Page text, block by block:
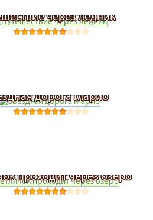
через ледник
дорога Марио
проходит через озеро